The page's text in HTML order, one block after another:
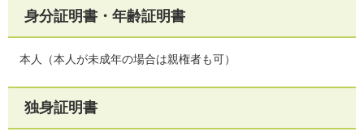
身分証明書・年齢証明書
本人（本人が未成年の場合は親権者も可）
独身証明書